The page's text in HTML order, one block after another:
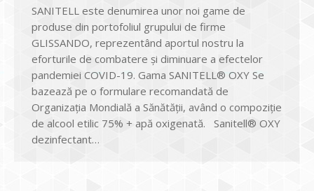
SANITELL este denumirea unor noi game de
produse din portofoliul grupului de firme
GLISSANDO, reprezentând aportul nostru la
eforturile de combatere și diminuare a efectelor
pandemiei COVID-19. Gama SANITELL® OXY Se
bazează pe o formulare recomandată de
Organizația Mondială a Sănătății, având o compoziție
de alcool etilic 75% + apă oxigenată. Sanitell® OXY
dezinfectant…